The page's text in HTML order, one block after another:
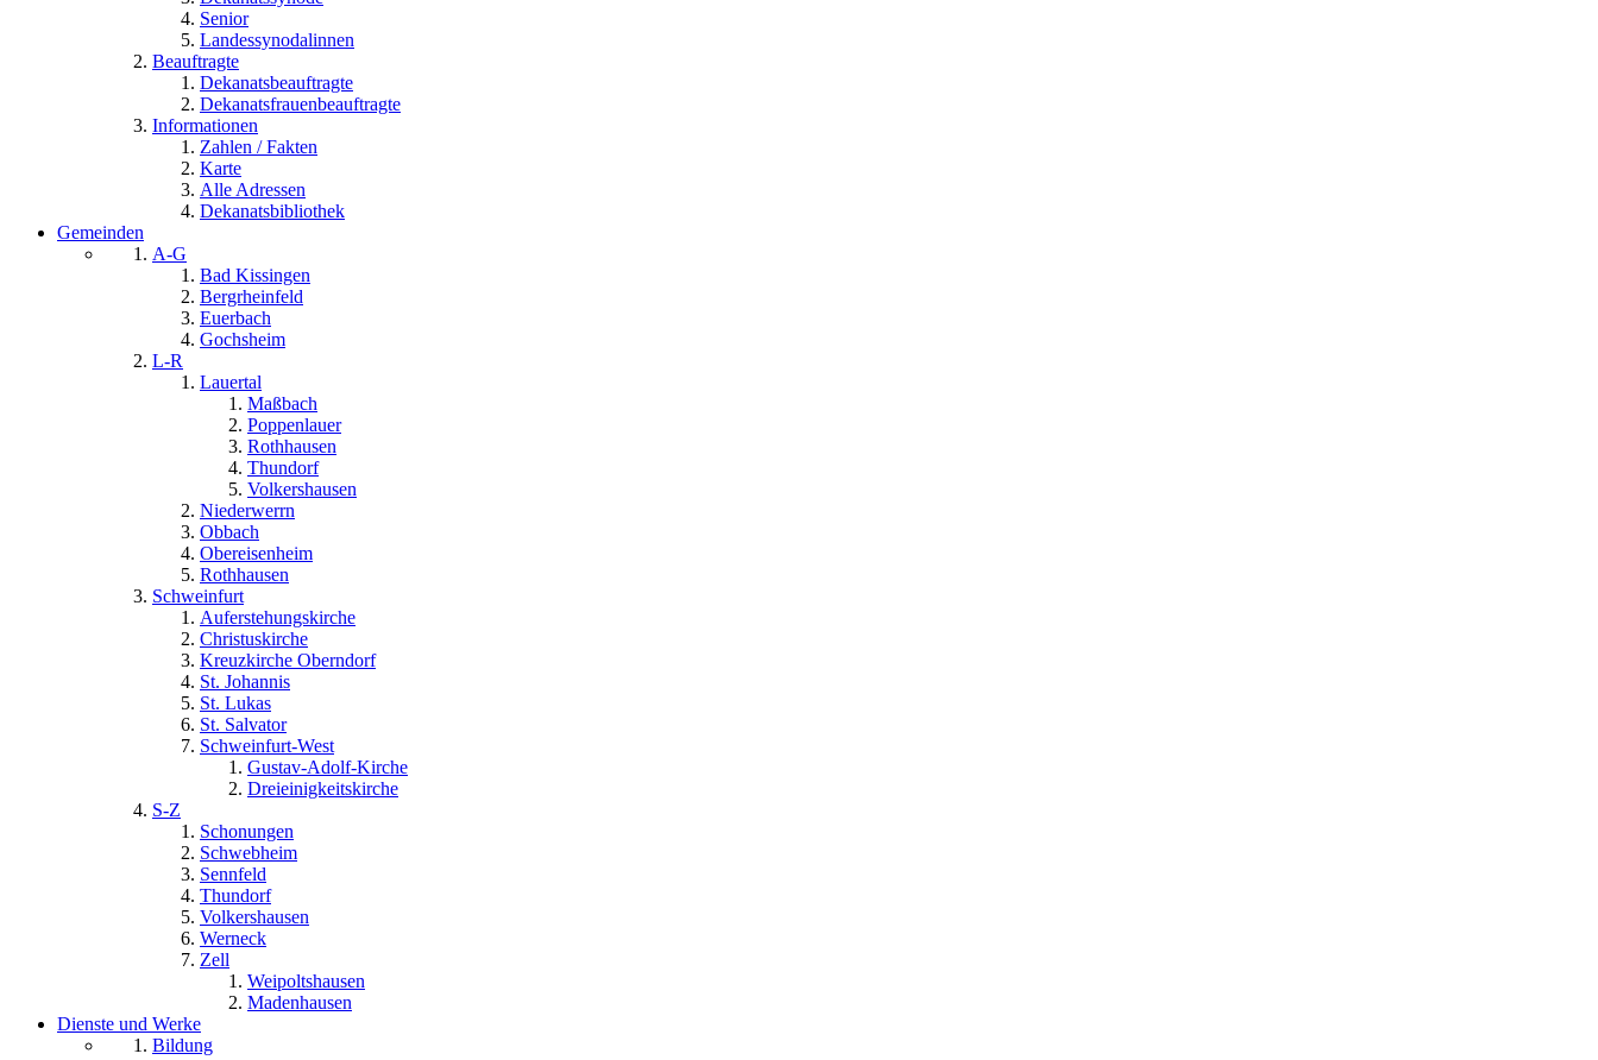
Senior
Landessynodalinnen
Beauftragte
Dekanatsbeauftragte
Dekanatsfrauenbeauftragte
Informationen
Zahlen / Fakten
Karte
Alle Adressen
Dekanatsbibliothek
Gemeinden
A-G
Bad Kissingen
Bergrheinfeld
Euerbach
Gochsheim
L-R
Lauertal
Maßbach
Poppenlauer
Rothhausen
Thundorf
Volkershausen
Niederwerrn
Obbach
Obereisenheim
Rothhausen
Schweinfurt
Auferstehungskirche
Christuskirche
Kreuzkirche Oberndorf
St. Johannis
St. Lukas
St. Salvator
Schweinfurt-West
Gustav-Adolf-Kirche
Dreieinigkeitskirche
S-Z
Schonungen
Schwebheim
Sennfeld
Thundorf
Volkershausen
Werneck
Zell
Weipoltshausen
Madenhausen
Dienste und Werke
Bildung